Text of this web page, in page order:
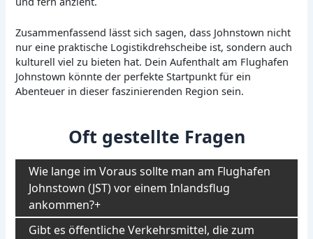
Zusammenfassend lässt sich sagen, dass Johnstown nicht
nur eine praktische Logistikdrehscheibe ist, sondern auch
kulturell viel zu bieten hat. Dein Aufenthalt am Flughafen
Johnstown könnte der perfekte Startpunkt für ein
Abenteuer in dieser faszinierenden Region sein.
Oft gestellte Fragen
Wie lange im Voraus sollte man am Flughafen
Johnstown (JST) vor einem Inlandsflug
ankommen?
Gibt es öffentliche Verkehrsmittel, die zum